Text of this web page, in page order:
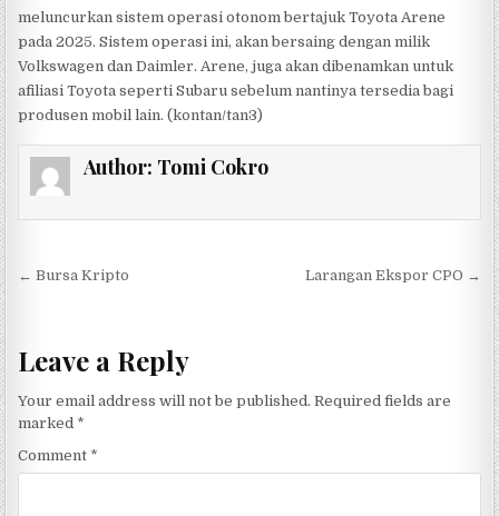
meluncurkan sistem operasi otonom bertajuk Toyota Arene
pada 2025.Sistem operasi ini, akan bersaing denganmilik
Volkswagen dan Daimler. Arene, juga akan dibenamkan untuk
afiliasi Toyotaseperti Subaru sebelumnantinyatersedia bagi
produsen mobil lain.(kontan/tan3)
Author: Tomi Cokro
Post navigation
← Bursa Kripto Larangan Ekspor CPO →
Leave a Reply
Your email address will not be published. Required fields are
marked *
Comment *